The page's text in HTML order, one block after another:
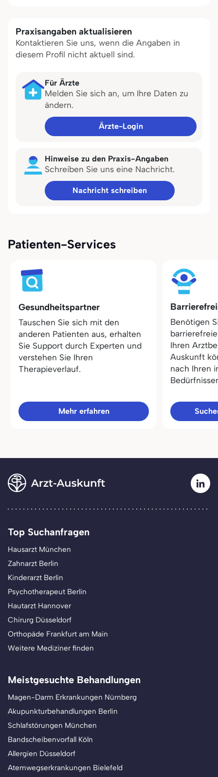
Praxisangaben aktualisieren
Kontaktieren Sie uns, wenn die Angaben in
diesem Profil nicht aktuell sind.
Für Ärzte
Melden Sie sich an, um Ihre Daten zu
ändern.
Ärzte-Login
Hinweise zu den Praxis-Angaben
Schreiben Sie uns eine Nachricht.
Nachricht schreiben
Patienten-Services
Gesundheitspartner
Tauschen Sie sich mit den
anderen Patienten aus, erhalten
Sie Support durch Experten und
verstehen Sie Ihren
Therapieverlauf.
Mehr erfahren
Benötigen
Ihren
Auskunft
nach Ihren
Top Suchanfragen
Hausarzt München
Zahnarzt Berlin
Kinderarzt Berlin
Psychotherapeut Berlin
Hautarzt Hannover
Chirurg Düsseldorf
Orthopäde Frankfurt am Main
Weitere Mediziner finden
Meistgesuchte Behandlungen
Magen-Darm Erkrankungen Nürnberg
Akupunkturbehandlungen Berlin
Schlafstörungen München
Bandscheibenvorfall Köln
Allergien Düsseldorf
Atemwegserkrankungen Bielefeld